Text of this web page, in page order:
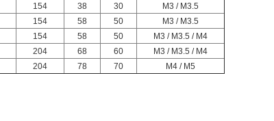
154 38 30
M3 / M3.5
154 58 50
M3 / M3.5
154 58 50
M3 / M3.5 / M4
204 68 60
M3 / M3.5 / M4
204 78 70 M4 / M5